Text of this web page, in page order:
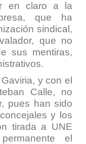
en claro a la
que ha
sindical,
que no
sus mentiras,
y con el
Calle, no
pues han sido
y los
tirada a UNE
el